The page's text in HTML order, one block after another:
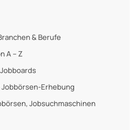
& Berufe
A – Z
Erhebung
Jobsuchmaschinen